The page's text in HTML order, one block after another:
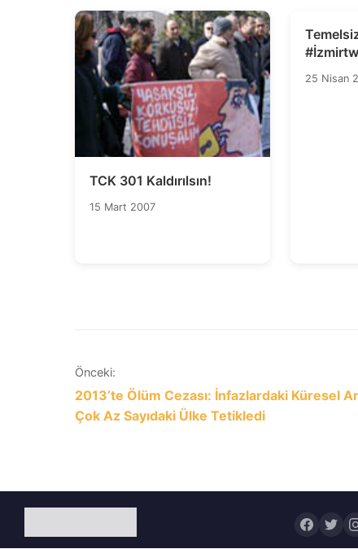
TCK 301 Kaldırılsın!
15 Mart 2007
Ediyor
25 Nisan
Yazı
gezinmesi
Önceki:
2013’te Ölüm Cezası: İnfazlardaki Küresel
Çok Az Sayıdaki Ülke Tetikledi